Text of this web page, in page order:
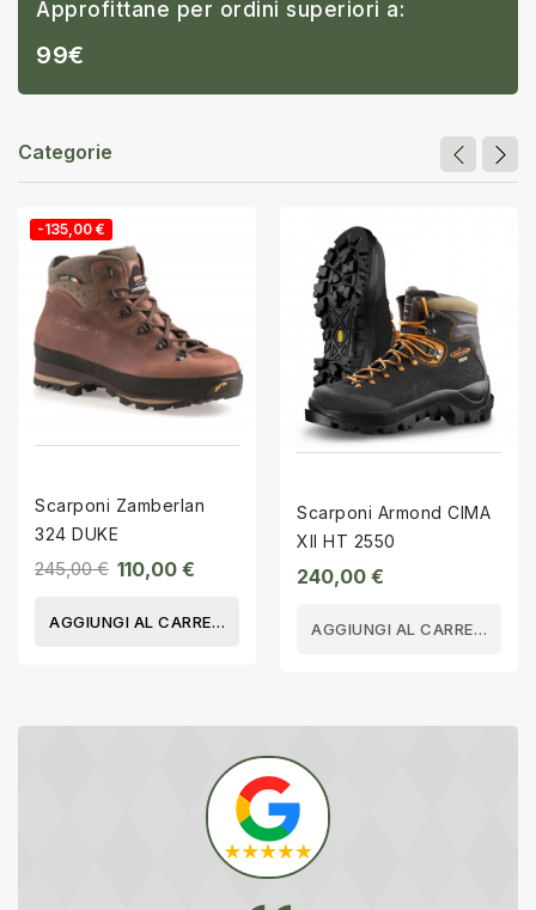
Approfittane per ordini superiori a:
99€
Categorie
-135,00 €
Scarponi Zamberlan
324 DUKE
245,00 € 110,00 €
AGGIUNGI AL CARRELLO
Scarponi Armond CIMA
XII HT 2550
240,00 €
AGGIUNGI AL CARRELLO